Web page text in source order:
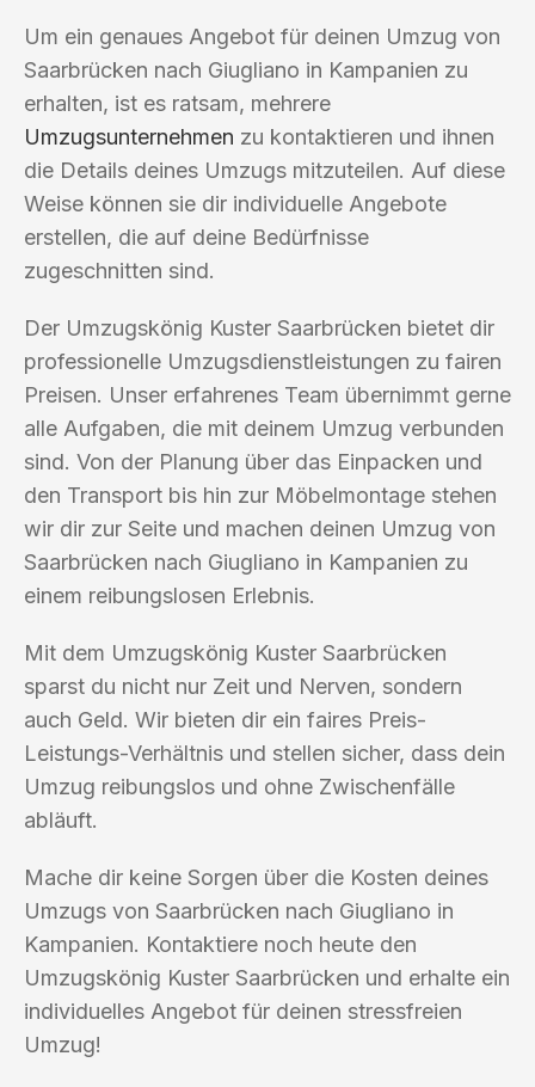
Um ein genaues Angebot für deinen Umzug von
Saarbrücken nach Giugliano in Kampanien zu
erhalten, ist es ratsam, mehrere
Umzugsunternehmen zu kontaktieren und ihnen
die Details deines Umzugs mitzuteilen. Auf diese
Weise können sie dir individuelle Angebote
erstellen, die auf deine Bedürfnisse
zugeschnitten sind.
Der Umzugskönig Kuster Saarbrücken bietet dir
professionelle Umzugsdienstleistungen zu fairen
Preisen. Unser erfahrenes Team übernimmt gerne
alle Aufgaben, die mit deinem Umzug verbunden
sind. Von der Planung über das Einpacken und
den Transport bis hin zur Möbelmontage stehen
wir dir zur Seite und machen deinen Umzug von
Saarbrücken nach Giugliano in Kampanien zu
einem reibungslosen Erlebnis.
Mit dem Umzugskönig Kuster Saarbrücken
sparst du nicht nur Zeit und Nerven, sondern
auch Geld. Wir bieten dir ein faires Preis-
Leistungs-Verhältnis und stellen sicher, dass dein
Umzug reibungslos und ohne Zwischenfälle
abläuft.
Mache dir keine Sorgen über die Kosten deines
Umzugs von Saarbrücken nach Giugliano in
Kampanien. Kontaktiere noch heute den
Umzugskönig Kuster Saarbrücken und erhalte ein
individuelles Angebot für deinen stressfreien
Umzug!